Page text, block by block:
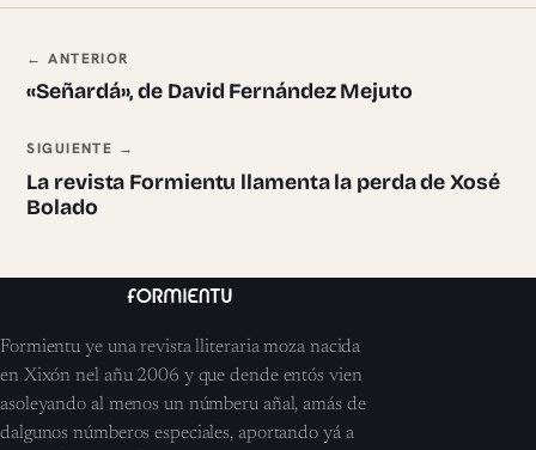
Navegación ente pieces
← ANTERIOR
«Señardá», de David Fernández Mejuto
SIGUIENTE →
La revista Formientu llamenta la perda de Xosé
Bolado
Formientu ye una revista lliteraria moza nacida
en Xixón nel añu 2006 y que dende entós vien
asoleyando al menos un númberu añal, amás de
dalgunos númberos especiales, aportando yá a